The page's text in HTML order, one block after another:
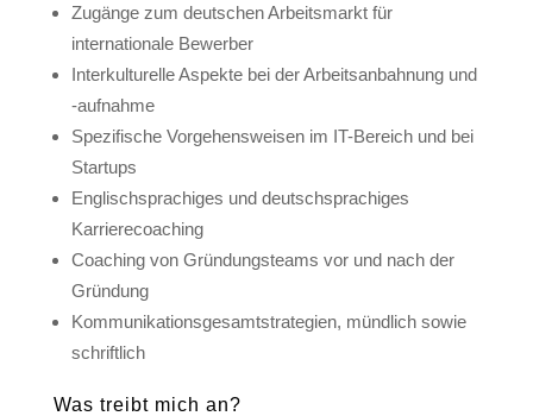
Zugänge zum deutschen Arbeitsmarkt für
internationale Bewerber
Interkulturelle Aspekte bei der Arbeitsanbahnung und
-aufnahme
Spezifische Vorgehensweisen im IT-Bereich und bei
Startups
Englischsprachiges und deutschsprachiges
Karrierecoaching
Coaching von Gründungsteams vor und nach der
Gründung
Kommunikationsgesamtstrategien, mündlich sowie
schriftlich
Was treibt mich an?